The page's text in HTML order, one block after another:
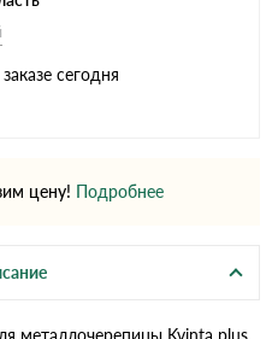
сегодня
цену! Подробнее
металлочерепицы Kvinta plus